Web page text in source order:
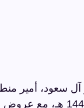
سعود، أمير
أضاءت ترفيه الشرقية سماء الجوف باحتفالية